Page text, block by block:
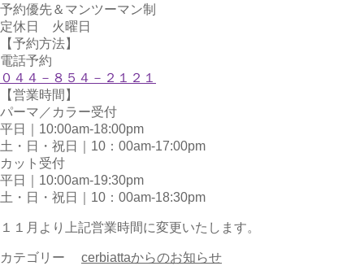
予約優先＆マンツーマン制
定休日 火曜日
【予約方法】
電話予約
０４４－８５４－２１２１
【営業時間】
パーマ／カラー受付
平日｜10:00am-18:00pm
土・日・祝日｜10：00am-17:00pm
カット受付
平日｜10:00am-19:30pm
土・日・祝日｜10：00am-18:30pm
１１月より上記営業時間に変更いたします。
カテゴリー cerbiattaからのお知らせ